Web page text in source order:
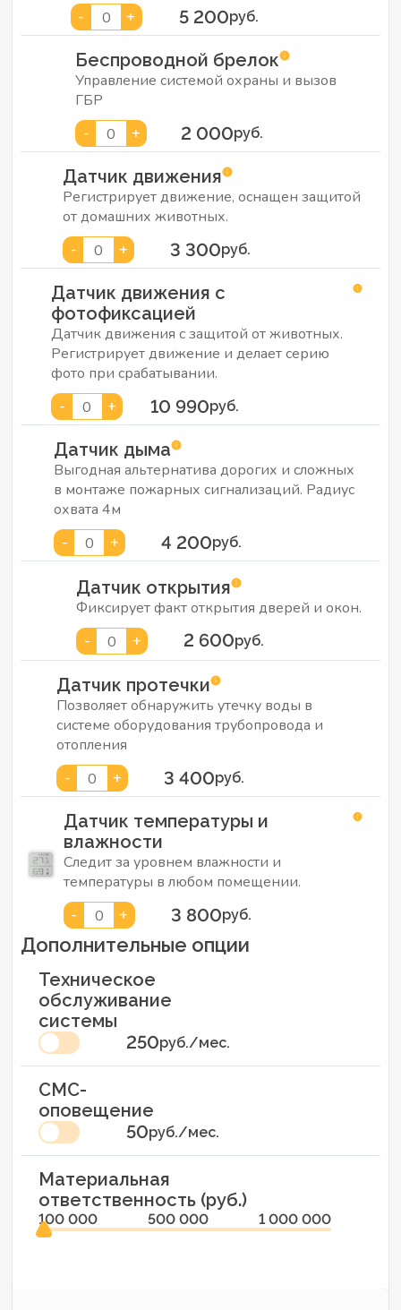
- 0 + 5 200руб.
Беспроводной брелок
Управление системой охраны и вызов
ГБР
-
0 + 2 000руб.
Датчик движения
Регистрирует движение, оснащен защитой
от домашних животных.
-
0 + 3 300руб.
Датчик движения с
фотофиксацией
Датчик движения с защитой от животных.
Регистрирует движение и делает серию
фото при срабатывании.
-
0 + 10 990руб.
Датчик дыма
Выгодная альтернатива дорогих и сложных
в монтаже пожарных сигнализаций. Радиус
охвата 4м
-
0 + 4 200руб.
Датчик открытия
Фиксирует факт открытия дверей и окон.
-
0 + 2 600руб.
Датчик протечки
Позволяет обнаружить утечку воды в
системе оборудования трубопровода и
отопления
-
0 + 3 400руб.
Датчик температуры и
влажности
Следит за уровнем влажности и
температуры в любом помещении.
-
0 + 3 800руб.
Дополнительные опции
Техническое
обслуживание
системы
250руб./мес.
СМС-
оповещение
50руб./мес.
Материальная
ответственность (руб.)
100 000 500 000 1 000 000